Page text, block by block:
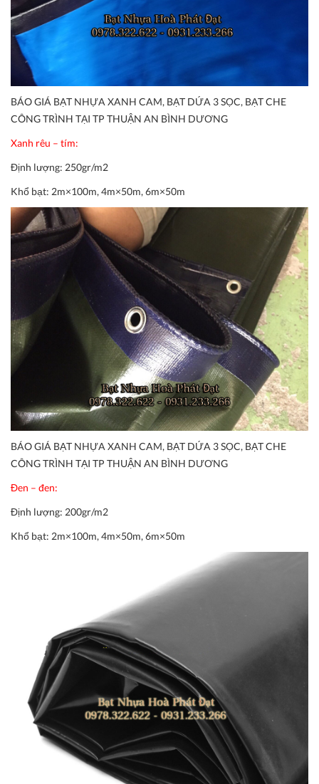
BÁO GIÁ BẠT NHỰA XANH CAM, BẠT DỨA 3 SỌC, BẠT CHE
CÔNG TRÌNH TẠI TP THUẬN AN BÌNH DƯƠNG
Xanh rêu – tím:
Định lượng: 250gr/m2
Khổ bạt: 2m×100m, 4m×50m, 6m×50m
BÁO GIÁ BẠT NHỰA XANH CAM, BẠT DỨA 3 SỌC, BẠT CHE
CÔNG TRÌNH TẠI TP THUẬN AN BÌNH DƯƠNG
Đen – đen:
Định lượng: 200gr/m2
Khổ bạt: 2m×100m, 4m×50m, 6m×50m